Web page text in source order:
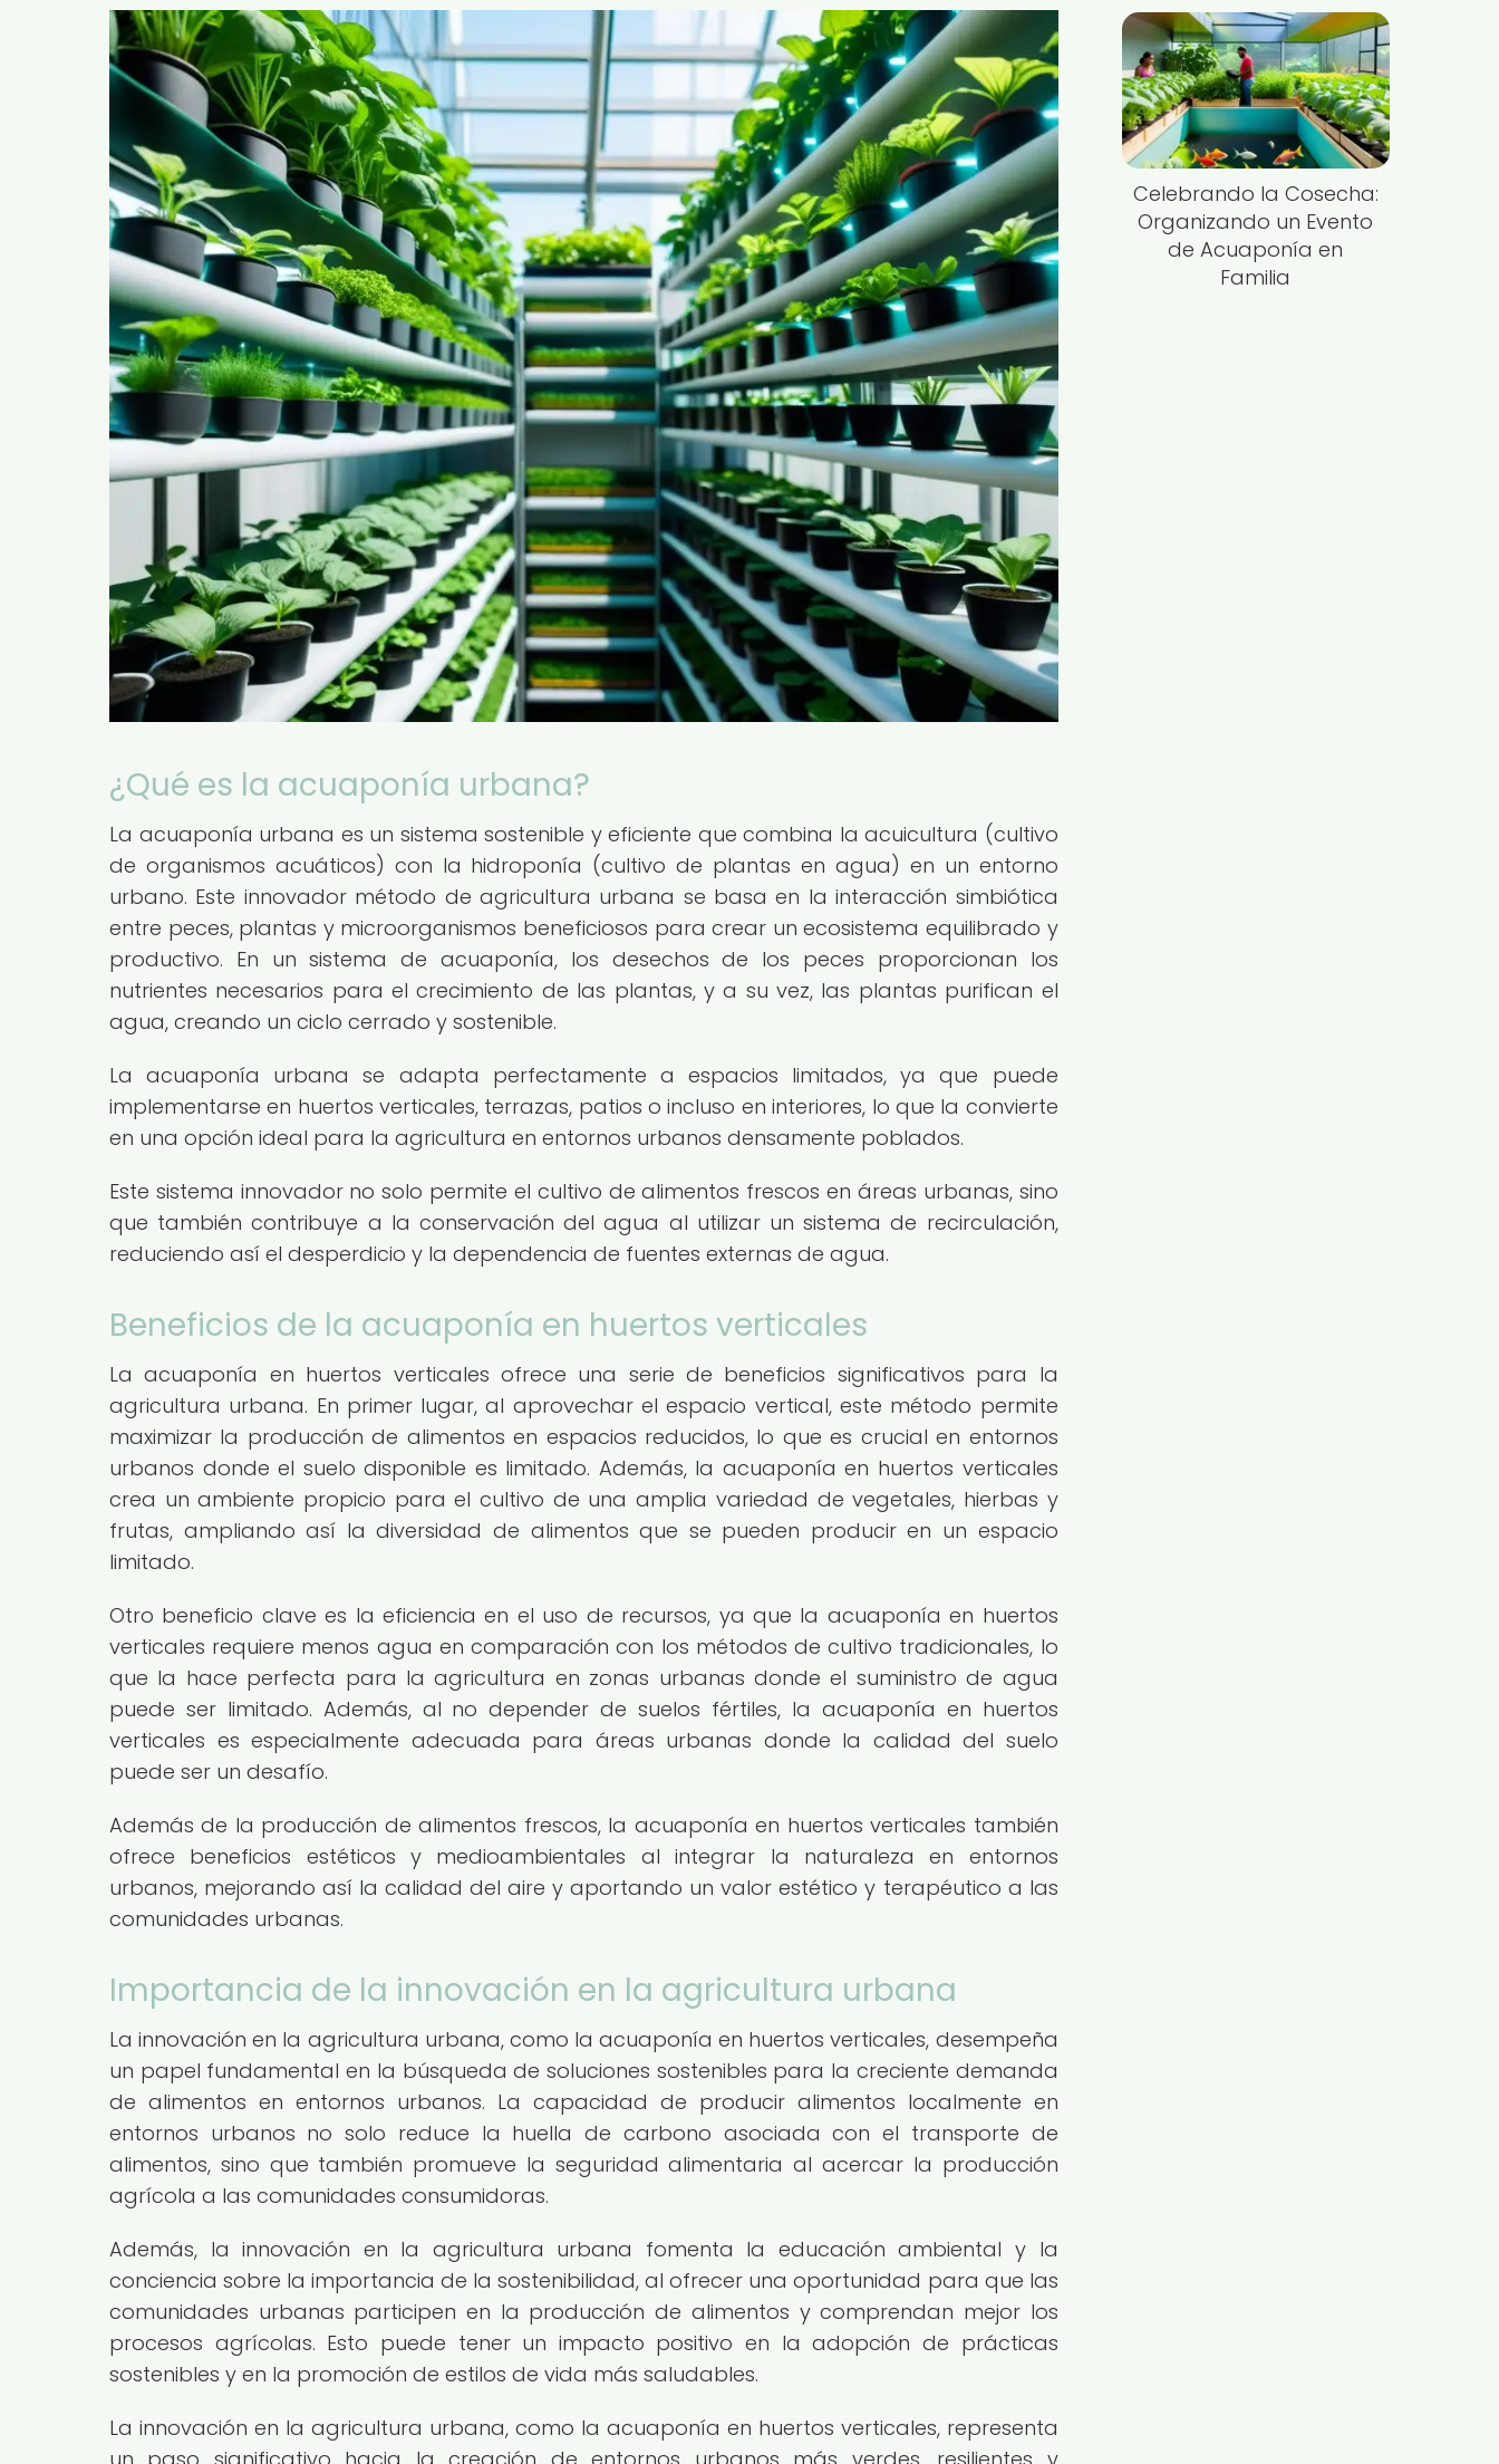
¿Qué es la acuaponía urbana?
La acuaponía urbana es un sistema sostenible y eficiente que combina la acuicultura (cultivo
de organismos acuáticos) con la hidroponía (cultivo de plantas en agua) en un entorno
urbano. Este innovador método de agricultura urbana se basa en la interacción simbiótica
entre peces, plantas y microorganismos beneficiosos para crear un ecosistema equilibrado y
productivo. En un sistema de acuaponía, los desechos de los peces proporcionan los
nutrientes necesarios para el crecimiento de las plantas, y a su vez, las plantas purifican el
agua, creando un ciclo cerrado y sostenible.
La acuaponía urbana se adapta perfectamente a espacios limitados, ya que puede
implementarse en huertos verticales, terrazas, patios o incluso en interiores, lo que la convierte
en una opción ideal para la agricultura en entornos urbanos densamente poblados.
Este sistema innovador no solo permite el cultivo de alimentos frescos en áreas urbanas, sino
que también contribuye a la conservación del agua al utilizar un sistema de recirculación,
reduciendo así el desperdicio y la dependencia de fuentes externas de agua.
Beneficios de la acuaponía en huertos verticales
La acuaponía en huertos verticales ofrece una serie de beneficios significativos para la
agricultura urbana. En primer lugar, al aprovechar el espacio vertical, este método permite
maximizar la producción de alimentos en espacios reducidos, lo que es crucial en entornos
urbanos donde el suelo disponible es limitado. Además, la acuaponía en huertos verticales
crea un ambiente propicio para el cultivo de una amplia variedad de vegetales, hierbas y
frutas, ampliando así la diversidad de alimentos que se pueden producir en un espacio
limitado.
Otro beneficio clave es la eficiencia en el uso de recursos, ya que la acuaponía en huertos
verticales requiere menos agua en comparación con los métodos de cultivo tradicionales, lo
que la hace perfecta para la agricultura en zonas urbanas donde el suministro de agua
puede ser limitado. Además, al no depender de suelos fértiles, la acuaponía en huertos
verticales es especialmente adecuada para áreas urbanas donde la calidad del suelo
puede ser un desafío.
Además de la producción de alimentos frescos, la acuaponía en huertos verticales también
ofrece beneficios estéticos y medioambientales al integrar la naturaleza en entornos
urbanos, mejorando así la calidad del aire y aportando un valor estético y terapéutico a las
comunidades urbanas.
Importancia de la innovación en la agricultura urbana
La innovación en la agricultura urbana, como la acuaponía en huertos verticales, desempeña
un papel fundamental en la búsqueda de soluciones sostenibles para la creciente demanda
de alimentos en entornos urbanos. La capacidad de producir alimentos localmente en
entornos urbanos no solo reduce la huella de carbono asociada con el transporte de
alimentos, sino que también promueve la seguridad alimentaria al acercar la producción
agrícola a las comunidades consumidoras.
Además, la innovación en la agricultura urbana fomenta la educación ambiental y la
conciencia sobre la importancia de la sostenibilidad, al ofrecer una oportunidad para que las
comunidades urbanas participen en la producción de alimentos y comprendan mejor los
procesos agrícolas. Esto puede tener un impacto positivo en la adopción de prácticas
sostenibles y en la promoción de estilos de vida más saludables.
La innovación en la agricultura urbana, como la acuaponía en huertos verticales, representa
Celebrando la Cosecha:
Organizando un Evento
de Acuaponía en
Familia